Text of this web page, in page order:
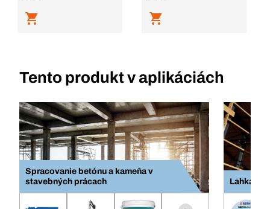
Tento produkt v aplikáciách
Spracovanie betónu a kameňa v
stavebných prácach
Lahká